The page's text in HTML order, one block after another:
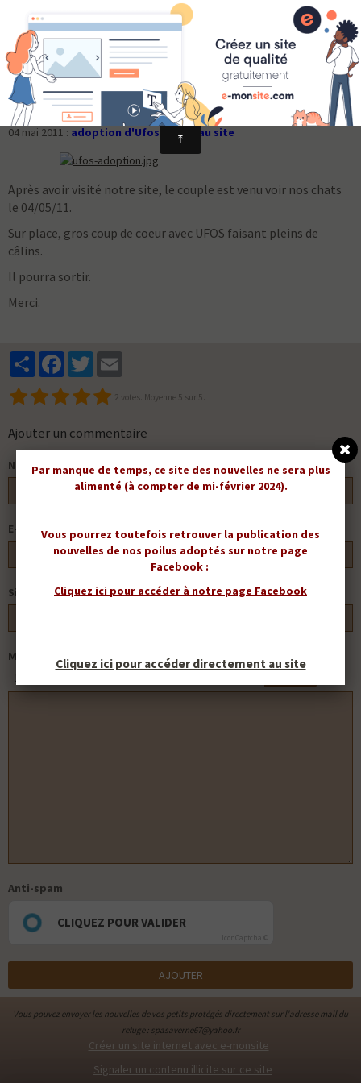
Ufos
04 mai 2011 : adoption d'Ufos, grâce au site
Après avoir visité notre site, le couple est venu voir nos chats
le 04/05/11.
Sur place, gros coup de coeur avec UFOS faisant pleins de
câlins.
Il pourra sortir.
Merci.
PartagerFacebook
Twitter
2 votes. Moyenne 5 sur 5.
Ajouter un commentaire
Nom
E-mail
Site Internet
Message
Anti-spam
CLIQUEZ POUR VALIDER
IconCaptcha ©
AJOUTER
Vous pouvez envoyer les nouvelles de vos petits protégés directement sur l'adresse mail du
refuge : spasaverne67@yahoo.fr
Créer un site internet avec e-monsite
Signaler un contenu illicite sur ce site
Par manque de temps, ce site des nouvelles ne sera plus
alimenté (à compter de mi-février 2024).
Vous pourrez toutefois retrouver la publication des
nouvelles de nos poilus adoptés sur notre page
Facebook :
Cliquez ici pour accéder à notre page Facebook
Cliquez ici pour accéder directement au site